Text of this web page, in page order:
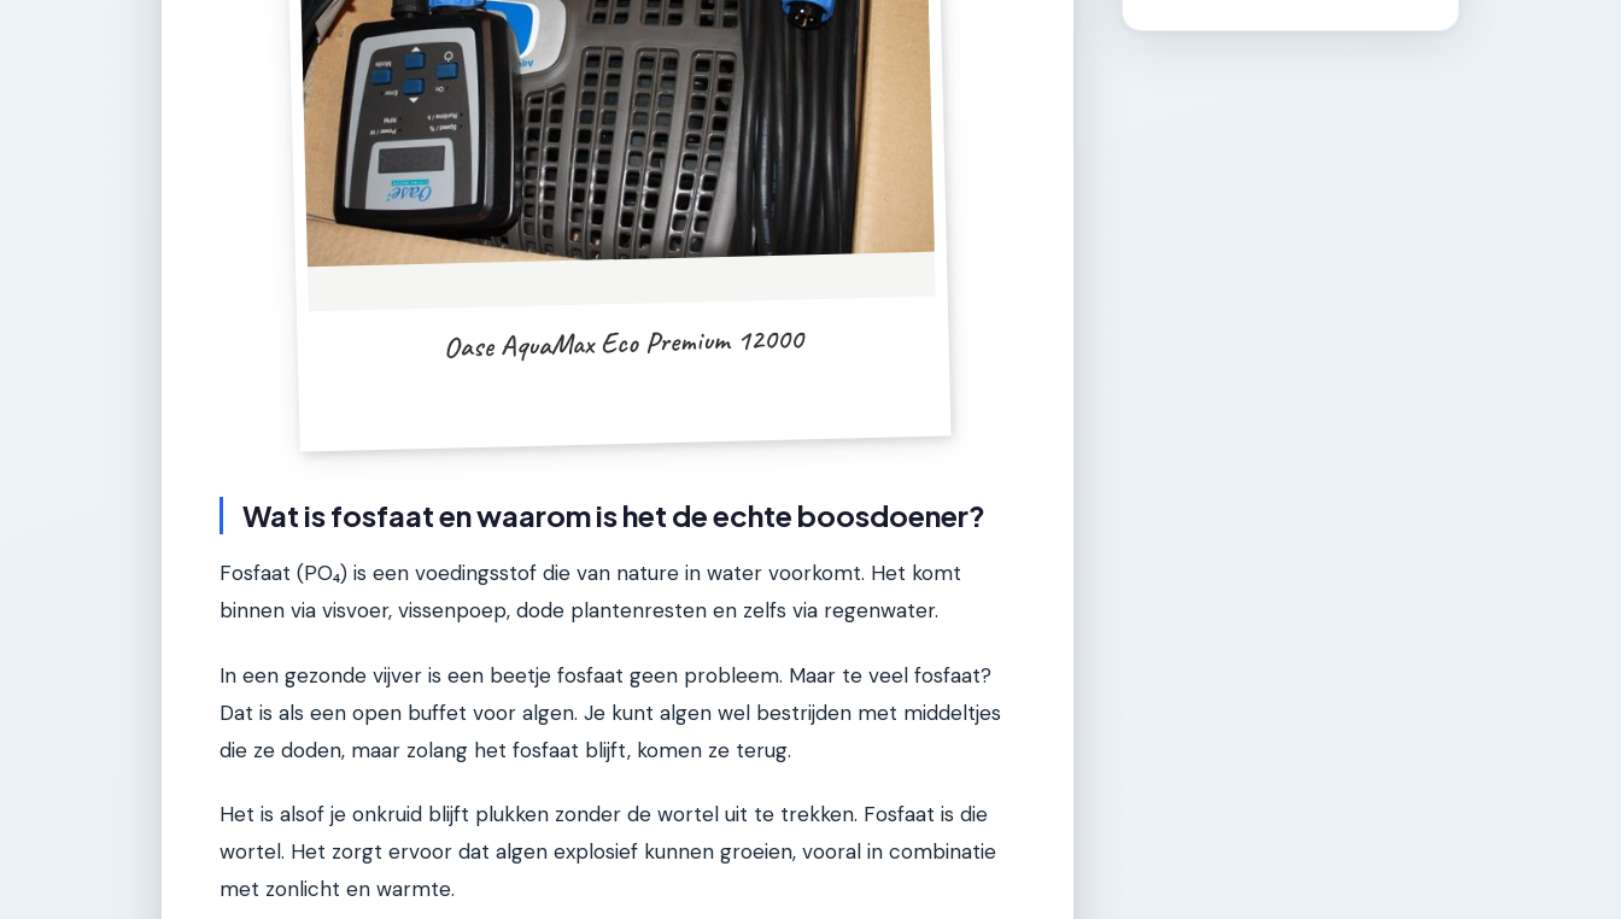
Oase AquaMax Eco Premium 12000
Wat is fosfaat en waarom is het de echte boosdoener?
Fosfaat (PO₄) is een voedingsstof die van nature in water voorkomt. Het komt
binnen via visvoer, vissenpoep, dode plantenresten en zelfs via regenwater.
In een gezonde vijver is een beetje fosfaat geen probleem. Maar te veel fosfaat?
Dat is als een open buffet voor algen. Je kunt algen wel bestrijden met middeltjes
die ze doden, maar zolang het fosfaat blijft, komen ze terug.
Het is alsof je onkruid blijft plukken zonder de wortel uit te trekken. Fosfaat is die
wortel. Het zorgt ervoor dat algen explosief kunnen groeien, vooral in combinatie
met zonlicht en warmte.